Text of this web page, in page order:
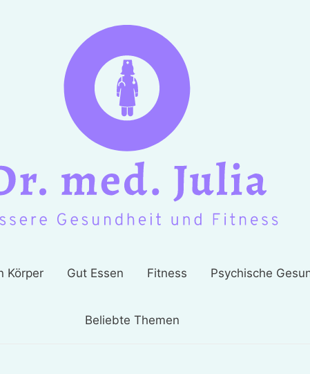
Körper Gut Essen Fitness Psychische
Beliebte Themen